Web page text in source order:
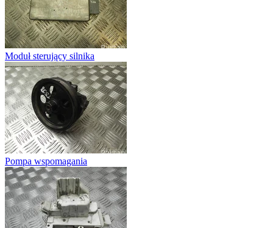
Moduł sterujący silnika
Pompa wspomagania